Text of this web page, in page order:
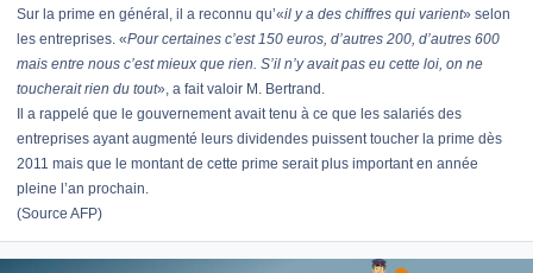
Sur la prime en général, il a reconnu qu’«il y a des chiffres qui varient» selon
les entreprises. «Pour certaines c’est 150 euros, d’autres 200, d’autres 600
mais entre nous c’est mieux que rien. S’il n’y avait pas eu cette loi, on ne
toucherait rien du tout», a fait valoir M. Bertrand.
Il a rappelé que le gouvernement avait tenu à ce que les salariés des
entreprises ayant augmenté leurs dividendes puissent toucher la prime dès
2011 mais que le montant de cette prime serait plus important en année
pleine l’an prochain.
(Source AFP)